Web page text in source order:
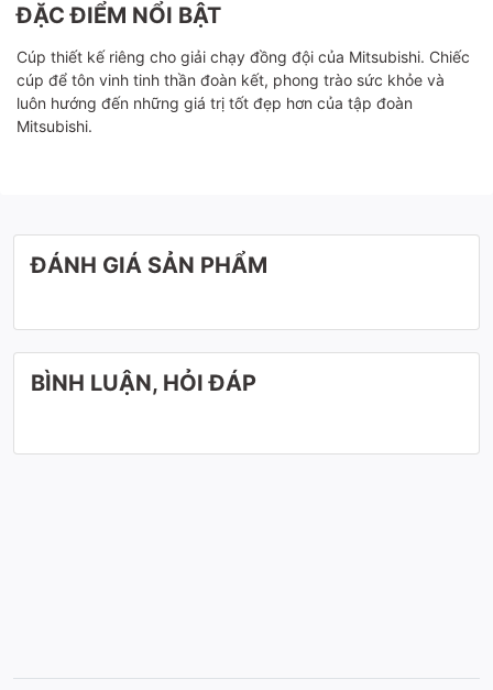
ĐẶC ĐIỂM NỔI BẬT
Cúp thiết kế riêng cho giải chạy đồng đội của Mitsubishi. Chiếc
cúp để tôn vinh tinh thần đoàn kết, phong trào sức khỏe và
luôn hướng đến những giá trị tốt đẹp hơn của tập đoàn
Mitsubishi.
ĐÁNH GIÁ SẢN PHẨM
BÌNH LUẬN, HỎI ĐÁP